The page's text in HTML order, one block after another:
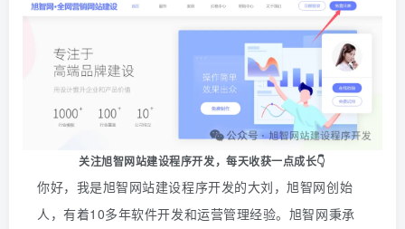
关注旭智网站建设程序开发，每天收获一点成长👇
你好，我是旭智网站建设程序开发的大刘，旭智网创始
人，有着10多年软件开发和运营管理经验。旭智网秉承